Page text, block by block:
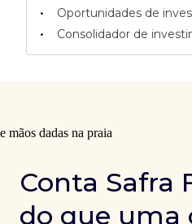
• Oportunidades de
• Consolidador de
Conta Safra
do que uma